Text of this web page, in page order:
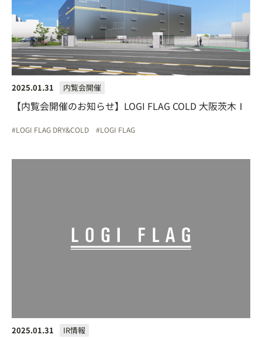
2025.01.31 内覧会開催
【内覧会開催のお知らせ】LOGI FLAG COLD 大阪茨木Ⅰ
LOGI FLAG DRY&COLD LOGI FLAG
2025.01.31 IR情報